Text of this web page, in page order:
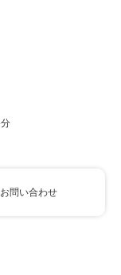
お問い合わせ